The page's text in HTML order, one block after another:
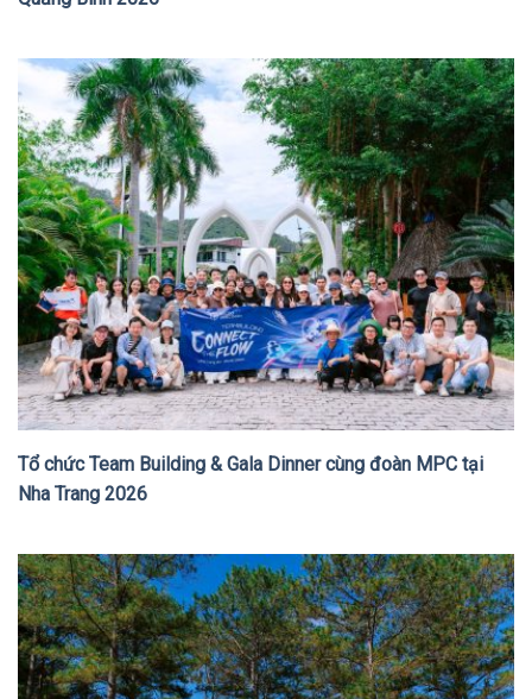
Tổ chức Team Building & Gala Dinner cùng đoàn MPC tại
Nha Trang 2026